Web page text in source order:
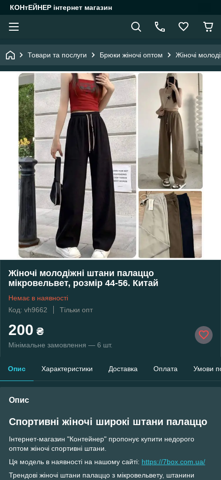
КОНтЕЙНЕР інтернет магазин
Товари та послуги Брюки жіночі оптом Жіночі
Жіночі молодіжні штани палаццо
мікровельвет, розмір 44-56. Китай
Немає в наявності
Код: vh9662
Тільки опт
200 ₴
Мінімальне замовлення — 6 шт.
Опис Характеристики Доставка Оплата Умови
Опис
Спортивні жіночі широкі штани палаццо
Інтернет-магазин "Контейнер" пропонує купити недорого
оптом жіночі спортивні штани.
Ця модель в наявності на нашому сайті: https://7box.com.ua/
Трендові жіночі штани палаццо з мікровельвету, штанини